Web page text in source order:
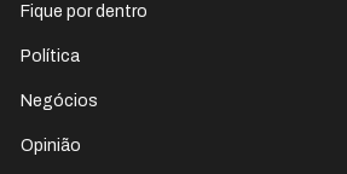
Fique por dentro
Política
Negócios
Opinião